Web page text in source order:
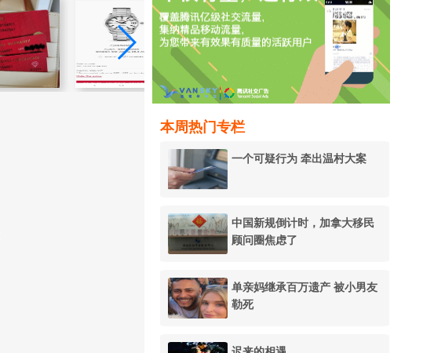
本周热门专栏
一个可疑行为 牵出温村大案
中国新规倒计时，加拿大移民
顾问圈焦虑了
单亲妈继承百万遗产 被小男友
勒死